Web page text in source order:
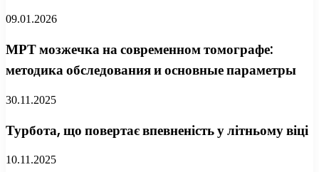
09.01.2026
МРТ мозжечка на современном томографе:
методика обследования и основные параметры
30.11.2025
Турбота, що повертає впевненість у літньому віці
10.11.2025